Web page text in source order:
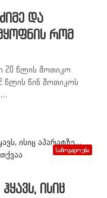
და
რომ
20 წლის შოთიკო
წლის წინ შოთიკოს
საზოგადოება
ისიც